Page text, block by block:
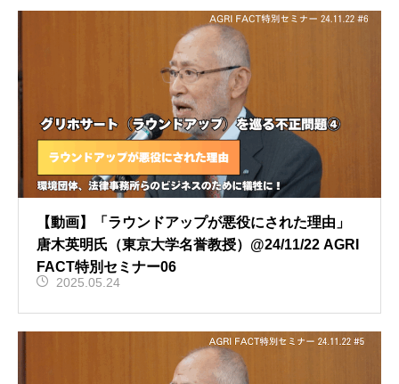
【動画】「ラウンドアップが悪役にされた理由」
唐木英明氏（東京大学名誉教授）@24/11/22 AGRI
FACT特別セミナー06
2025.05.24